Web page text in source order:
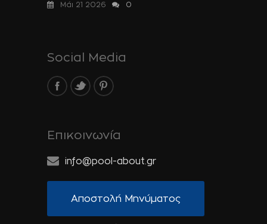
Μάι 21 2026
0
Social Media
Επικοινωνία
info@pool-about.gr
Αποστολή Μηνύματος